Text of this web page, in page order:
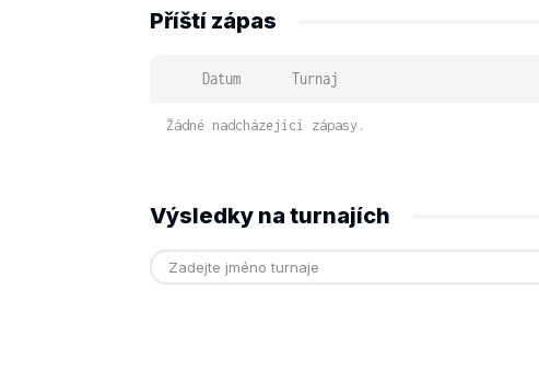
Příští zápas
Datum Turnaj
Žádné nadcházející zápasy.
Výsledky na turnajích